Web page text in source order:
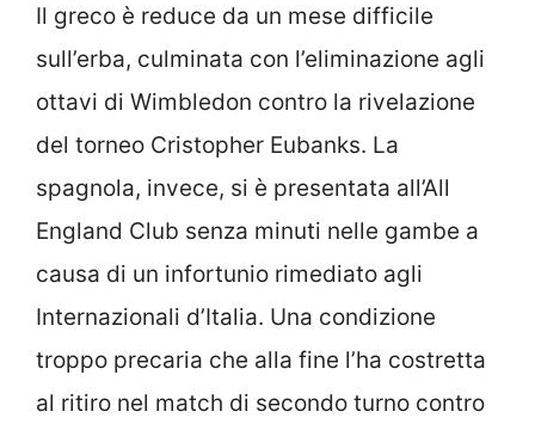
Il greco è reduce da un mese difficile
sull’erba, culminata con l’eliminazione agli
ottavi di Wimbledon contro la rivelazione
del torneo Cristopher Eubanks. La
spagnola, invece, si è presentata all’All
England Club senza minuti nelle gambe a
causa di un infortunio rimediato agli
Internazionali d’Italia. Una condizione
troppo precaria che alla fine l’ha costretta
al ritiro nel match di secondo turno contro